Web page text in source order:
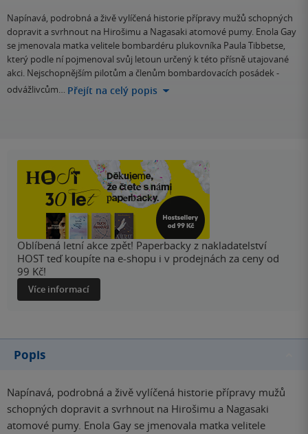
Napínavá, podrobná a živě vylíčená historie přípravy mužů schopných
dopravit a svrhnout na Hirošimu a Nagasaki atomové pumy. Enola Gay
se jmenovala matka velitele bombardéru plukovníka Paula Tibbetse,
který podle ní pojmenoval svůj letoun určený k této přísně utajované
akci. Nejschopnějším pilotům a členům bombardovacích posádek -
odvážlivcům… Přejít na celý popis
Oblíbená letní akce zpět! Paperbacky z nakladatelství
HOST teď koupíte na e-shopu i v prodejnách za ceny od
99 Kč!
Více informací
Popis
Napínavá, podrobná a živě vylíčená historie přípravy mužů
schopných dopravit a svrhnout na Hirošimu a Nagasaki
atomové pumy. Enola Gay se jmenovala matka velitele